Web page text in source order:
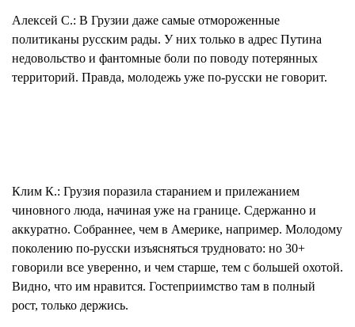
Алексей С.: В Грузии даже самые отмороженные
политиканы русским рады. У них только в адрес Путина
недовольство и фантомные боли по поводу потерянных
территорий. Правда, молодежь уже по-русски не говорит.
Клим К.: Грузия поразила старанием и прилежанием
чиновного люда, начиная уже на границе. Сдержанно и
аккуратно. Собраннее, чем в Америке, например. Молодому
поколению по-русски изъясняться трудновато: но 30+
говорили все уверенно, и чем старше, тем с большей охотой.
Видно, что им нравится. Гостеприимство там в полный
рост, только держись.